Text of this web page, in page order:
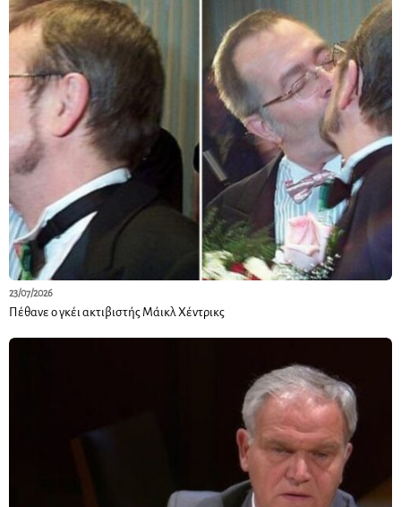
23/07/2026
Πέθανε ο γκέι ακτιβιστής Μάικλ Χέντρικς